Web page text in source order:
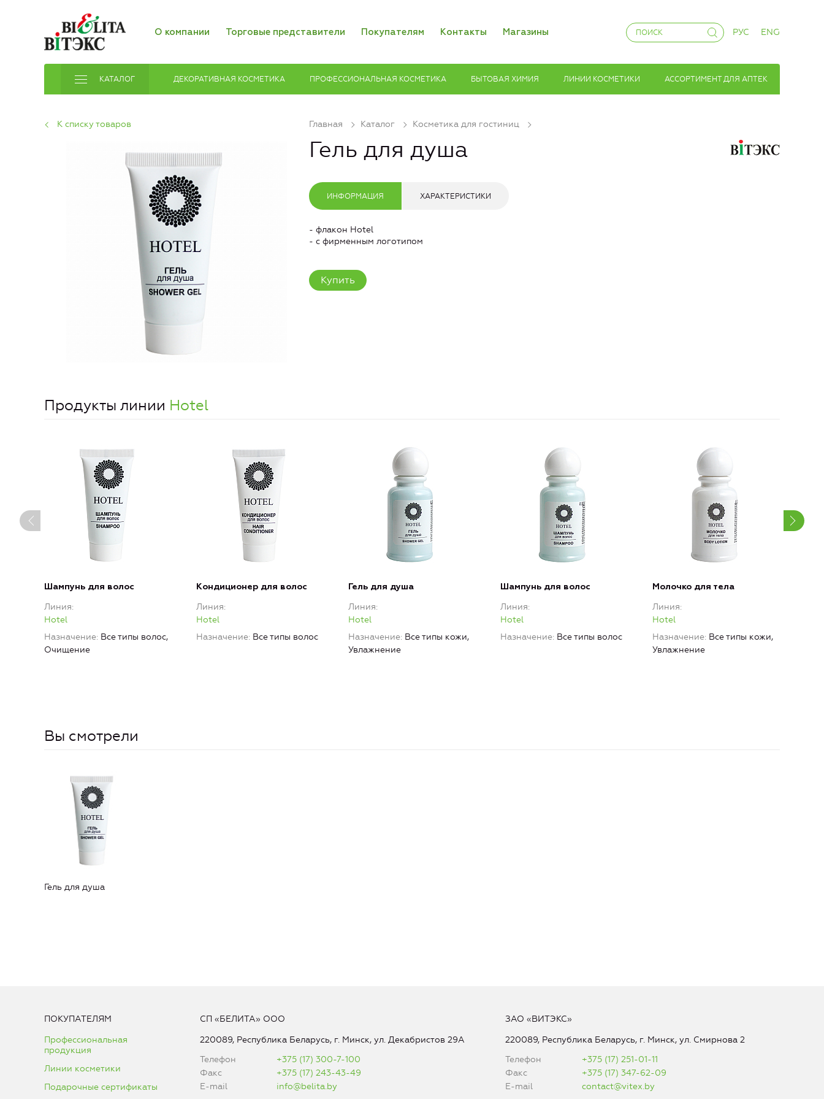
О компании Торговые представители Покупателям Контакты Магазины РУС ENG
КАТАЛОГ ДЕКОРАТИВНАЯ КОСМЕТИКА ПРОФЕССИОНАЛЬНАЯ КОСМЕТИКА БЫТОВАЯ ХИМИЯ ЛИНИИ КОСМЕТИКИ АССОРТИМЕНТ ДЛЯ АПТЕК
Главная Каталог Косметика для гостиниц
К списку товаров
Гель для душа
ИНФОРМАЦИЯ ХАРАКТЕРИСТИКИ
- флакон Hotel
- с фирменным логотипом
Купить
Продукты линии Hotel
Шампунь для волос
Линия
Hotel
Назначение Все типы волос,
Очищение
Кондиционер для волос
Линия
Hotel
Назначение Все типы волос
Гель для душа
Линия
Hotel
Назначение Все типы кожи,
Увлажнение
Шампунь для волос
Линия
Hotel
Назначение Все типы волос
Молочко для тела
Линия
Hotel
Назначение Все типы кожи,
Увлажнение
Вы смотрели
Гель для душа
ПОКУПАТЕЛЯМ
Профессиональная
продукция
Линии косметики
Подарочные сертификаты
СП «БЕЛИТА» ООО
220089, Республика Беларусь, г. Минск, ул. Декабристов 29А
Телефон
+375 (17) 300-7-100
Факс
+375 (17) 243-43-49
E-mail
info@belita.by
ЗАО «ВИТЭКС»
220089, Республика Беларусь, г. Минск, ул. Смирнова 2
Телефон
+375 (17) 251-01-11
Факс
+375 (17) 347-62-09
E-mail
contact@vitex.by